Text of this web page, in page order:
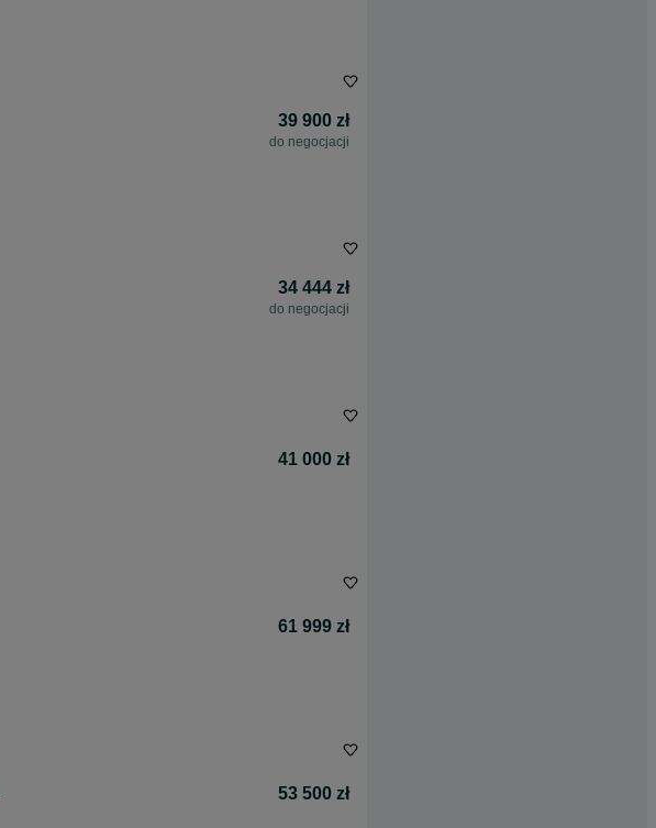
39 900 zł
do negocjacji
34 444 zł
do negocjacji
41 000 zł
61 999 zł
53 500 zł